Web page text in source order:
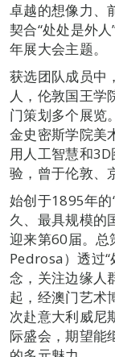
卓越的想像力、
契合“处处是外
年展大会主题。
获选团队成员中
人，伦敦国王学
门策划多个展览
金史密斯学院美
用人工智慧和
验，曾于伦敦、
始创于1895年的
久、最具规模的
迎来第60届。总
Pedrosa）透过“
念，关注边缘人
起，经澳门艺术
次赴意大利威尼
际盛会，期望能